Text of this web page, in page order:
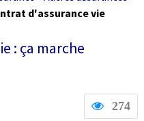
d'assurance vie
: ça marche
274